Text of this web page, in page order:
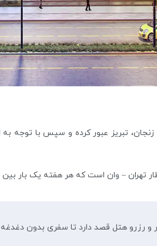
تبریز عبور کرده و سپس با توجه
تهران – وان است که هر هفته یک بار
و رزرو هتل قصد دارد تا سفری بدون دغدغه